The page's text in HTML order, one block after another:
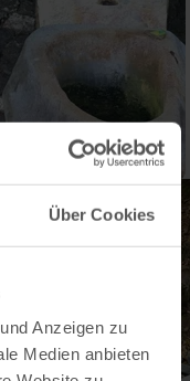
Über Cookies
Anzeigen zu
Medien anbieten